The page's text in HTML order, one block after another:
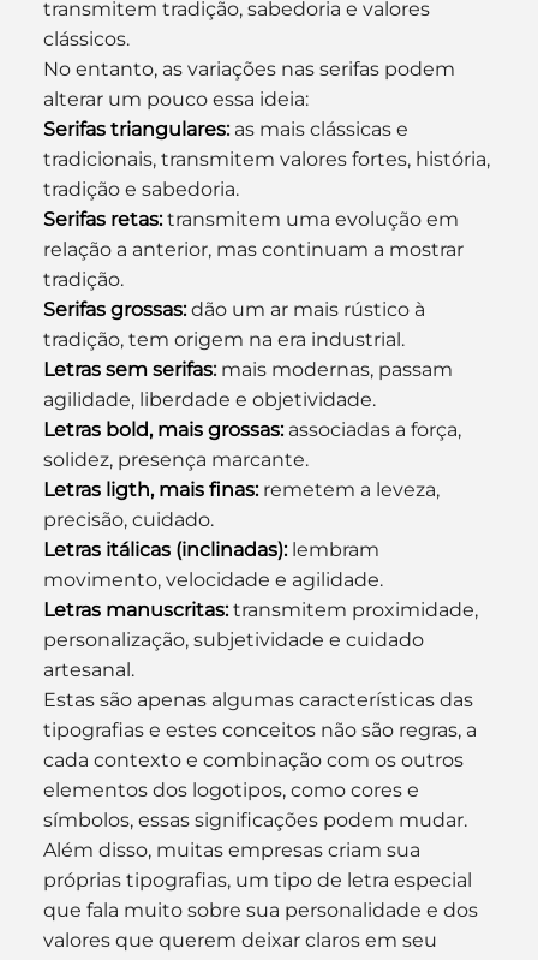
transmitem tradição, sabedoria e valores
clássicos.
No entanto, as variações nas serifas podem
alterar um pouco essa ideia:
Serifas triangulares: as mais clássicas e
tradicionais, transmitem valores fortes, história,
tradição e sabedoria.
Serifas retas: transmitem uma evolução em
relação a anterior, mas continuam a mostrar
tradição.
Serifas grossas: dão um ar mais rústico à
tradição, tem origem na era industrial.
Letras sem serifas: mais modernas, passam
agilidade, liberdade e objetividade.
Letras bold, mais grossas: associadas a força,
solidez, presença marcante.
Letras ligth, mais finas: remetem a leveza,
precisão, cuidado.
Letras itálicas (inclinadas): lembram
movimento, velocidade e agilidade.
Letras manuscritas: transmitem proximidade,
personalização, subjetividade e cuidado
artesanal.
Estas são apenas algumas características das
tipografias e estes conceitos não são regras, a
cada contexto e combinação com os outros
elementos dos logotipos, como cores e
símbolos, essas significações podem mudar.
Além disso, muitas empresas criam sua
próprias tipografias, um tipo de letra especial
que fala muito sobre sua personalidade e dos
valores que querem deixar claros em seu